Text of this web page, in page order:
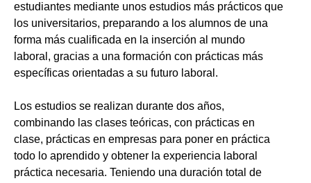
estudiantes mediante unos estudios más prácticos que
los universitarios, preparando a los alumnos de una
forma más cualificada en la inserción al mundo
laboral, gracias a una formación con prácticas más
específicas orientadas a su futuro laboral.
Los estudios se realizan durante dos años,
combinando las clases teóricas, con prácticas en
clase, prácticas en empresas para poner en práctica
todo lo aprendido y obtener la experiencia laboral
práctica necesaria. Teniendo una duración total de